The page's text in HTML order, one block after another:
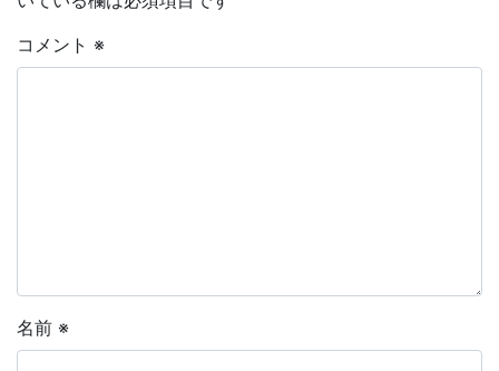
コメント ※
名前 ※